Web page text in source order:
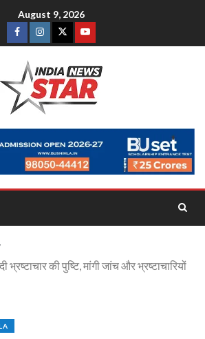
August 9, 2026
की पुष्टि, मांगी जांच और भ्रष्टाचारियों